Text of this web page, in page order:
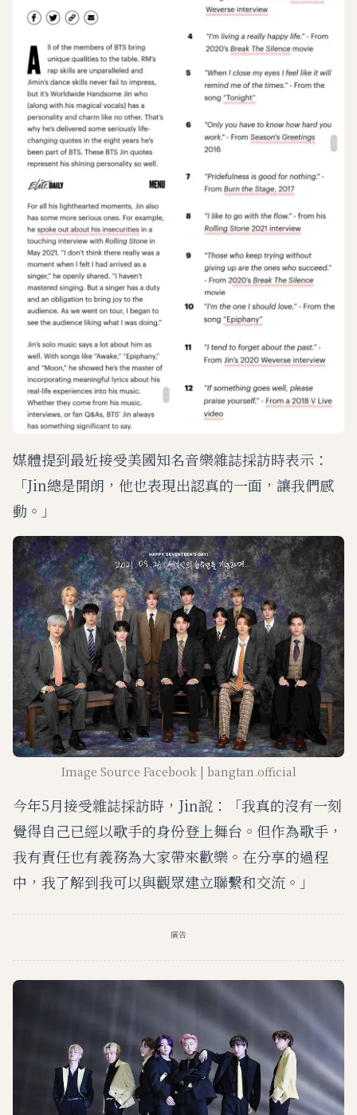
媒體提到最近接受美國知名音樂雜誌採訪時表示：
「Jin總是開朗，他也表現出認真的一面，讓我們感
動。」
Image Source Facebook | bangtan.official
今年5月接受雜誌採訪時，Jin說：「我真的沒有一刻
覺得自己已經以歌手的身份登上舞台。但作為歌手，
我有責任也有義務為大家帶來歡樂。在分享的過程
中，我了解到我可以與觀眾建立聯繫和交流。」
廣告